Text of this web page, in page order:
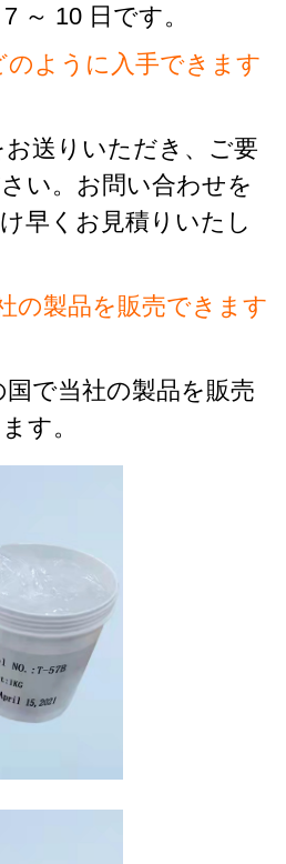
～ 10 日です。
のように入手できます
送りいただき、ご要
い。お問い合わせを
早くお見積りいたし
の製品を販売できます
で当社の製品を販売
す。